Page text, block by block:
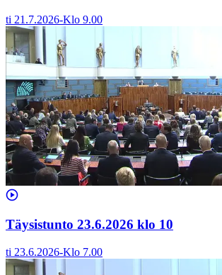
ti 21.7.2026-Klo 9.00
Täysistunto 23.6.2026 klo 10
ti 23.6.2026-Klo 7.00